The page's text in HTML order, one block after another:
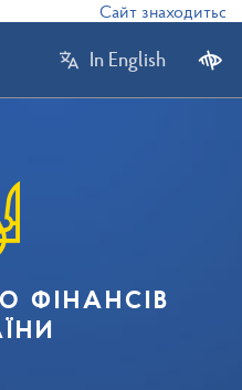
Сайт знаходиться
In English
ФІНАНСІВ